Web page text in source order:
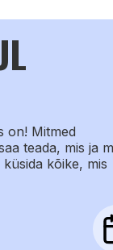
on! Mitmed
teada, mis ja
kõike, mis